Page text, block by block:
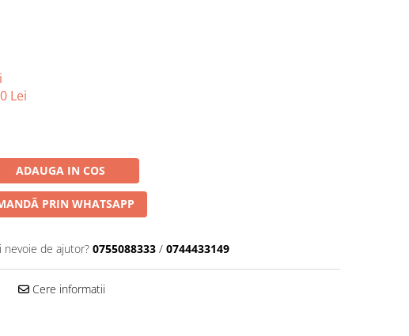
Lei
ADAUGA IN COS
PRIN WHATSAPP
nevoie de ajutor? 0755088333 / 0744433149
Cere informatii